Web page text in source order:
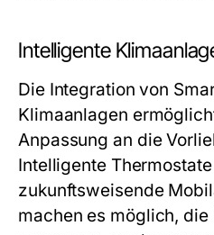
Intelligente
Die Integration von
Klimaanlagen
Anpassung an die
Intelligente
zukunftsweisende
machen es möglich,